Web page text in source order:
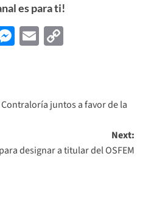
es para ti!
Messenger
EmailCopy
juntos a favor de la
Next:
designar a titular del OSFEM